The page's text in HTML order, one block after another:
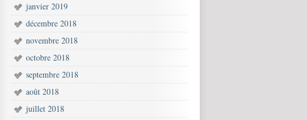
janvier 2019
décembre 2018
novembre 2018
octobre 2018
septembre 2018
août 2018
juillet 2018